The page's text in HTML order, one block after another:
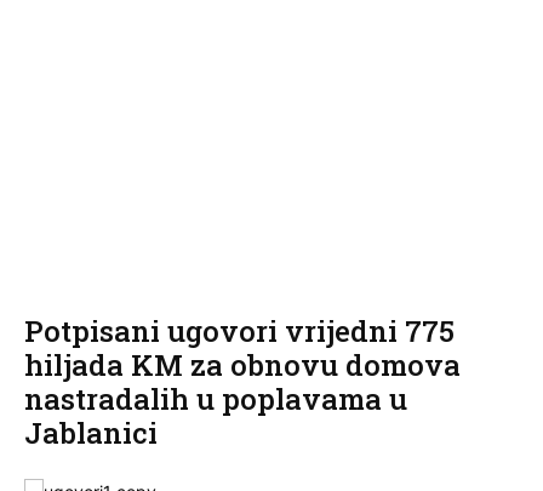
Potpisani ugovori vrijedni 775
hiljada KM za obnovu domova
nastradalih u poplavama u
Jablanici